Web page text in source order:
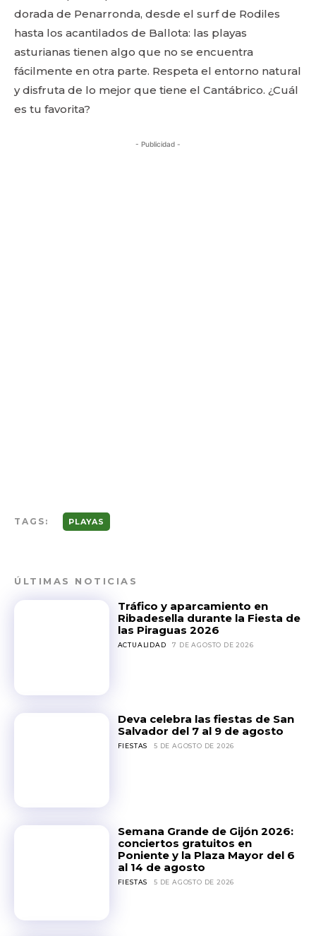
dorada de Penarronda, desde el surf de Rodiles
hasta los acantilados de Ballota: las playas
asturianas tienen algo que no se encuentra
fácilmente en otra parte. Respeta el entorno natural
y disfruta de lo mejor que tiene el Cantábrico. ¿Cuál
es tu favorita?
- Publicidad -
TAGS: PLAYAS
ÚLTIMAS NOTICIAS
Tráfico y aparcamiento en
Ribadesella durante la Fiesta de
las Piraguas 2026
ACTUALIDAD 7 DE AGOSTO DE 2026
Deva celebra las fiestas de San
Salvador del 7 al 9 de agosto
FIESTAS 5 DE AGOSTO DE 2026
Semana Grande de Gijón 2026:
conciertos gratuitos en
Poniente y la Plaza Mayor del 6
al 14 de agosto
FIESTAS 5 DE AGOSTO DE 2026